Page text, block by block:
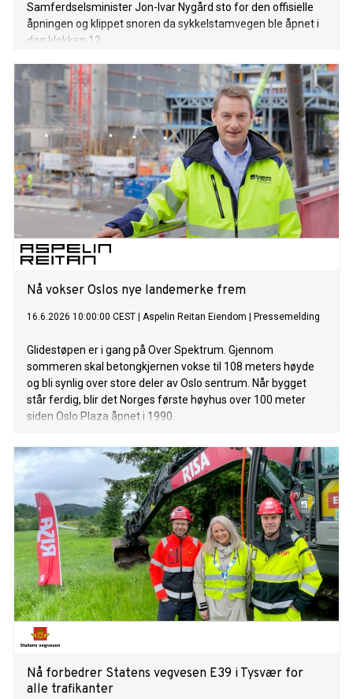
Samferdselsminister Jon-Ivar Nygård sto for den offisielle
åpningen og klippet snoren da sykkelstamvegen ble åpnet i
dag klokken 12.
Nå vokser Oslos nye landemerke frem
16.6.2026 10:00:00 CEST Aspelin Reitan Eiendom Pressemelding
Glidestøpen er i gang på Over Spektrum. Gjennom
sommeren skal betongkjernen vokse til 108 meters høyde
og bli synlig over store deler av Oslo sentrum. Når bygget
står ferdig, blir det Norges første høyhus over 100 meter
siden Oslo Plaza åpnet i 1990.
Nå forbedrer Statens vegvesen E39 i Tysvær for
alle trafikanter